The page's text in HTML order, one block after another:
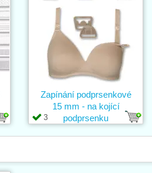
3
Zapínání podprsenkové
15 mm - na kojící
podprsenku